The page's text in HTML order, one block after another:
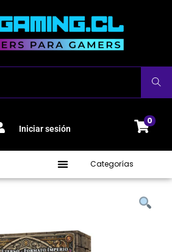
Buscar
Iniciar sesión
0
Categorías